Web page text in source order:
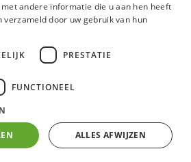
Sophie
zwart gecoat (RAL9005) met
in zijwanden en in het
FRENCH
andere informatie die u aan hen heeft
door uw gebruik van hun
PRESTATIE
FUNCTIONEEL
ALLES AFWIJZEN